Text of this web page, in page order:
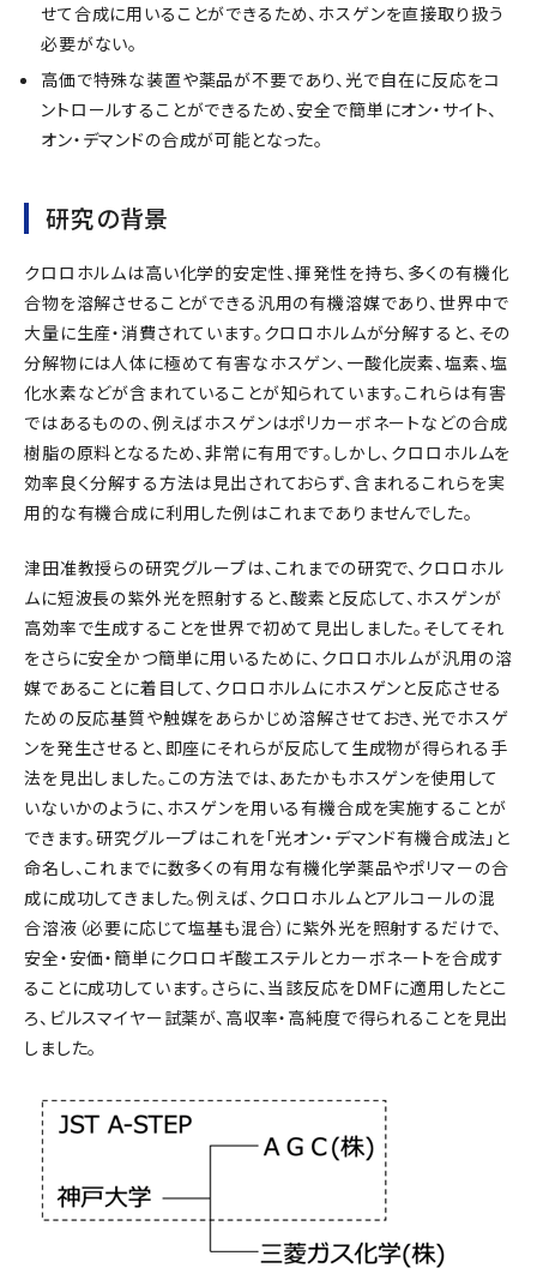
せて合成に用いることができるため、ホスゲンを直接取り扱う
必要がない。
高価で特殊な装置や薬品が不要であり、光で自在に反応をコ
ントロールすることができるため、安全で簡単にオン・サイト、
オン・デマンドの合成が可能となった。
研究の背景
クロロホルムは高い化学的安定性、揮発性を持ち、多くの有機化
合物を溶解させることができる汎用の有機溶媒であり、世界中で
大量に生産・消費されています。クロロホルムが分解すると、その
分解物には人体に極めて有害なホスゲン、一酸化炭素、塩素、塩
化水素などが含まれていることが知られています。これらは有害
ではあるものの、例えばホスゲンはポリカーボネートなどの合成
樹脂の原料となるため、非常に有用です。しかし、クロロホルムを
効率良く分解する方法は見出されておらず、含まれるこれらを実
用的な有機合成に利用した例はこれまでありませんでした。
津田准教授らの研究グループは、これまでの研究で、クロロホル
ムに短波長の紫外光を照射すると、酸素と反応して、ホスゲンが
高効率で生成することを世界で初めて見出しました。そしてそれ
をさらに安全かつ簡単に用いるために、クロロホルムが汎用の溶
媒であることに着目して、クロロホルムにホスゲンと反応させる
ための反応基質や触媒をあらかじめ溶解させておき、光でホスゲ
ンを発生させると、即座にそれらが反応して生成物が得られる手
法を見出しました。この方法では、あたかもホスゲンを使用して
いないかのように、ホスゲンを用いる有機合成を実施することが
できます。研究グループはこれを「光オン・デマンド有機合成法」と
命名し、これまでに数多くの有用な有機化学薬品やポリマーの合
成に成功してきました。例えば、クロロホルムとアルコールの混
合溶液（必要に応じて塩基も混合）に紫外光を照射するだけで、
安全・安価・簡単にクロロギ酸エステルとカーボネートを合成す
ることに成功しています。さらに、当該反応をDMFに適用したとこ
ろ、ビルスマイヤー試薬が、高収率・高純度で得られることを見出
しました。